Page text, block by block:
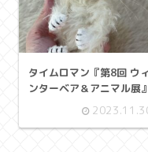
タイムロマン『第8回 ウィ
ンターベア＆アニマル展』